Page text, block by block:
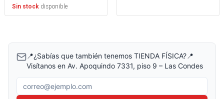
Sin stock disponible
📍¿Sabías que también tenemos TIENDA FÍSICA?📍
Visítanos en Av. Apoquindo 7331, piso 9 – Las Condes
Correo electrónico